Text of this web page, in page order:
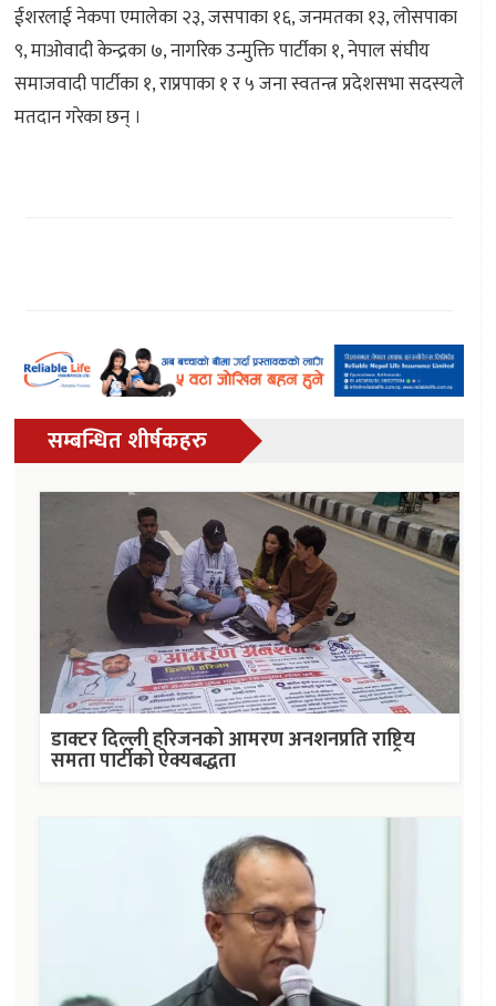
ईशरलाई नेकपा एमालेका २३, जसपाका १६, जनमतका १३, लोसपाका
९, माओवादी केन्द्रका ७, नागरिक उन्मुक्ति पार्टीका १, नेपाल संघीय
समाजवादी पार्टीका १, राप्रपाका १ र ५ जना स्वतन्त्र प्रदेशसभा सदस्यले
मतदान गरेका छन् ।
सम्बन्धित शीर्षकहरु
डाक्टर दिल्ली हरिजनको आमरण अनशनप्रति राष्ट्रिय
समता पार्टीको ऐक्यबद्धता